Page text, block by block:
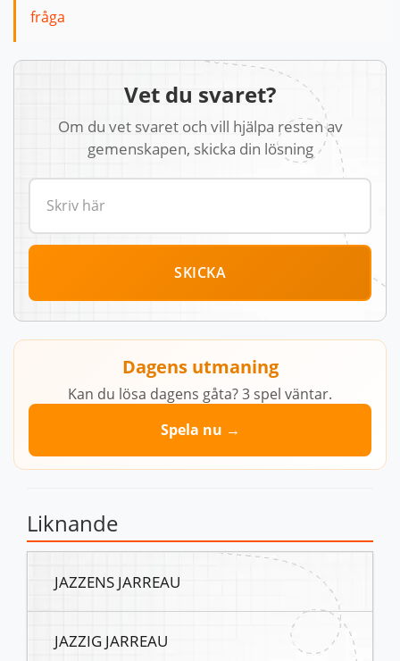
fråga
Vet du svaret?
Om du vet svaret och vill hjälpa resten av
gemenskapen, skicka din lösning
SKICKA
Dagens utmaning
Kan du lösa dagens gåta? 3 spel väntar.
Spela nu →
Liknande
JAZZENS JARREAU
JAZZIG JARREAU